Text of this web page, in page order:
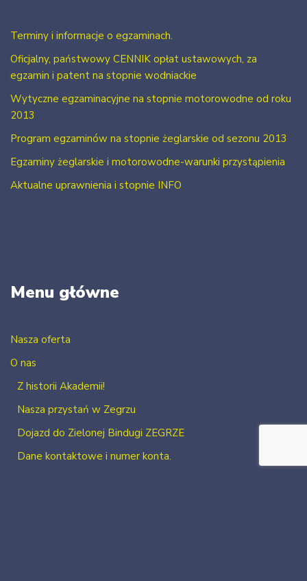
Terminy i informacje o egzaminach.
Oficjalny, państwowy CENNIK opłat ustawowych, za
egzamin i patent na stopnie wodniackie
Wytyczne egzaminacyjne na stopnie motorowodne od roku
2013
Program egzaminów na stopnie żeglarskie od sezonu 2013
Egzaminy żeglarskie i motorowodne-warunki przystąpienia
Aktualne uprawnienia i stopnie INFO
Menu główne
Nasza oferta
O nas
Z historii Akademii!
Nasza przystań w Zegrzu
Dojazd do Zielonej Bindugi ZEGRZE
Dane kontaktowe i numer konta.